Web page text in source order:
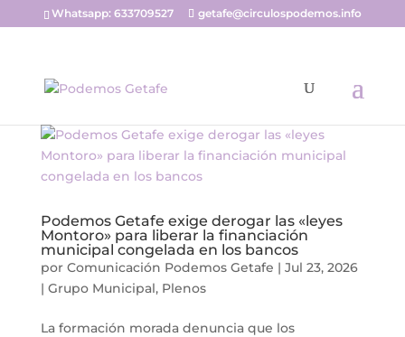
Whatsapp: 633709527 getafe@circulospodemos.info
Podemos Getafe exige derogar las «leyes
Montoro» para liberar la financiación
municipal congelada en los bancos
por Comunicación Podemos Getafe | Jul 23, 2026
| Grupo Municipal, Plenos
La formación morada denuncia que los